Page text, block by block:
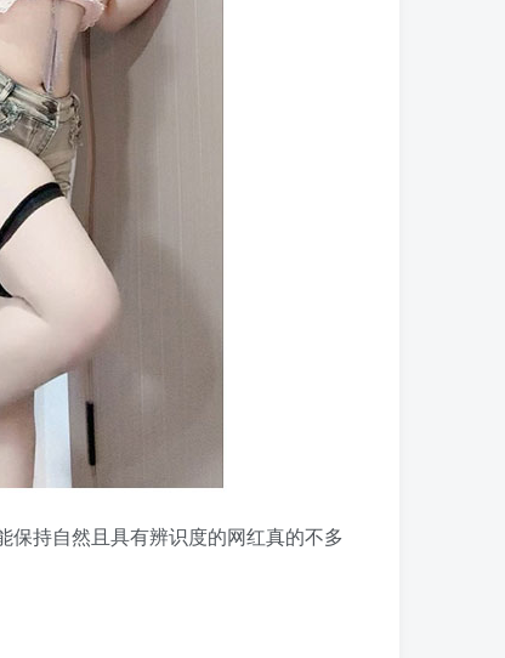
保持自然且具有辨识度的网红真的不多